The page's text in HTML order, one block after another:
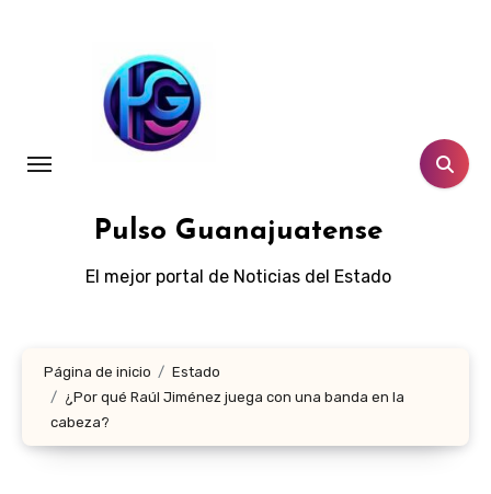
Pulso Guanajuatense
El mejor portal de Noticias del Estado
Página de inicio
Estado
¿Por qué Raúl Jiménez juega con una banda en la
cabeza?